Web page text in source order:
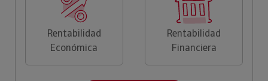
Rentabilidad
Económica
Rentabilidad
Financiera